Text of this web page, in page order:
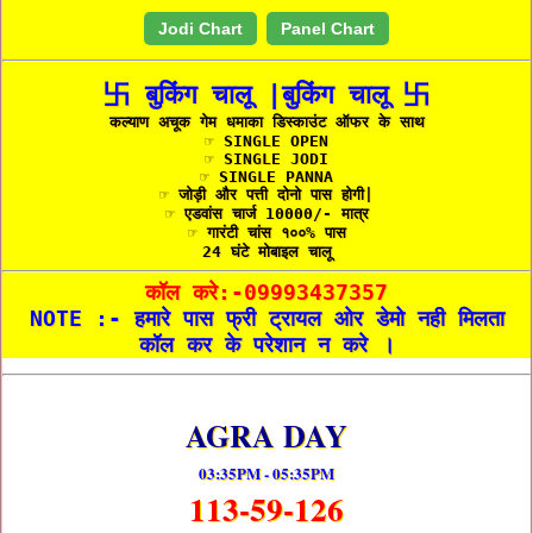
Jodi Chart Panel Chart
卐 बुकिंग चालू |बुकिंग चालू 卐
कल्याण अचूक गेम धमाका डिस्काउंट ऑफर के साथ
☞ SINGLE OPEN
☞ SINGLE JODI
☞ SINGLE PANNA
☞ जोड़ी और पत्ती दोनो पास होगी|
☞ एडवांस चार्ज 10000/- मात्र
☞ गारंटी चांस १००% पास
24 घंटे मोबाइल चालू
कॉल करे:-09993437357
NOTE :- हमारे पास फ्री ट्रायल ओर डेमो नही मिलता
कॉल कर के परेशान न करे ।
AGRA DAY
03:35PM - 05:35PM
113-59-126